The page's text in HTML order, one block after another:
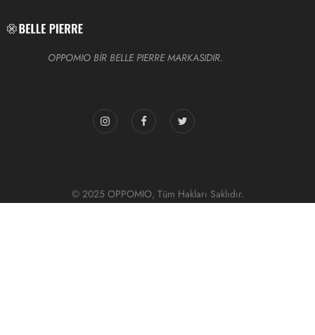
OPPOMIO BİR BELLE PIERRE MARKASIDIR.
© 2025 OPPOMIO, Tüm Hakları Saklıdır.